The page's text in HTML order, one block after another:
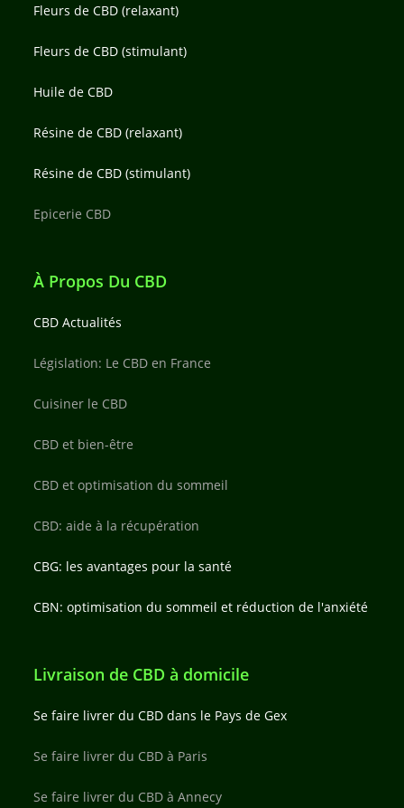
Fleurs de CBD (relaxant)
Fleurs de CBD (stimulant)
Huile de CBD
Résine de CBD (relaxant)
Résine de CBD (stimulant)
Epicerie CBD
À Propos Du CBD
CBD Actualités
Législation: Le CBD en France
Cuisiner le CBD
CBD et bien-être
CBD et optimisation du sommeil
CBD: aide à la récupération
CBG: les avantages pour la santé
CBN: optimisation du sommeil et réduction de l'anxiété
Livraison de CBD à domicile
Se faire livrer du CBD dans le Pays de Gex
Se faire livrer du CBD à Paris
Se faire livrer du CBD à Annecy